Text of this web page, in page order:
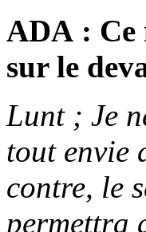
ADA : Ce
sur le
Lunt ; Je
tout envie
contre, le
permettra